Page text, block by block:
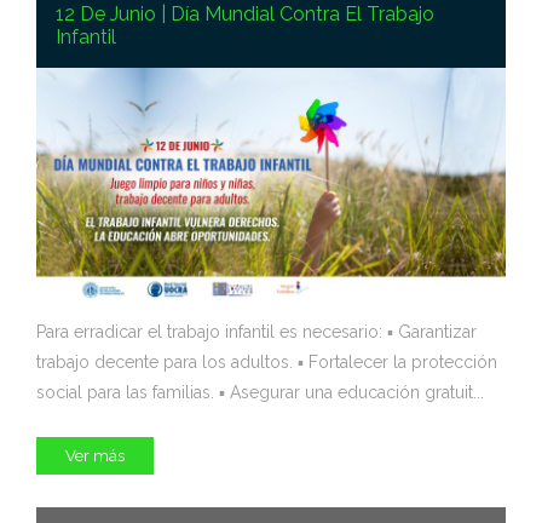
12 De Junio | Día Mundial Contra El Trabajo
Infantil
Para erradicar el trabajo infantil es necesario: ▪️ Garantizar
trabajo decente para los adultos. ▪️ Fortalecer la protección
social para las familias. ▪️ Asegurar una educación gratuit...
Ver más